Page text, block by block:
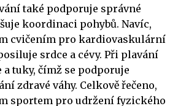
také podporuje správné
koordinaci pohybů. Navíc,
cvičením pro kardiovaskulární
srdce a cévy. Při plavání
tuky, čímž se podporuje
zdravé váhy. Celkově řečeno,
sportem pro udržení fyzického